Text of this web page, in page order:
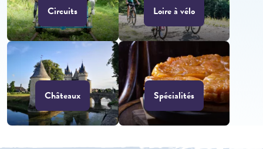
Circuits Loire à vélo
Châteaux Spécialités